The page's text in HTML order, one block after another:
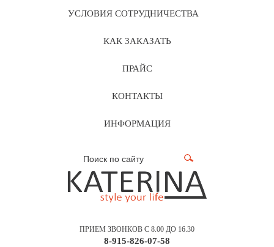
УСЛОВИЯ СОТРУДНИЧЕСТВА
КАК ЗАКАЗАТЬ
ПРАЙС
КОНТАКТЫ
ИНФОРМАЦИЯ
ПРИЕМ ЗВОНКОВ С 8.00 ДО 16.30
8-915-826-07-58